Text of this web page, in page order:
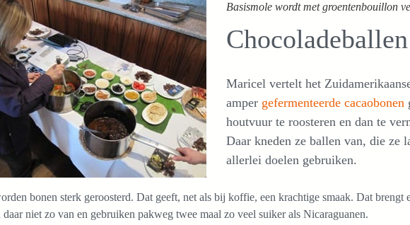
Basismole wordt met groentenbouillon
Chocoladeballen
Maricel vertelt het
amper gefermenteerde cacaobonen
houtvuur te roosteren en dan te
Daar kneden ze ballen van, die ze
allerlei doelen gebruiken.
bonen sterk geroosterd. Dat geeft, net als bij koffie, een krachtige smaak. Dat brengt
daar niet zo van en gebruiken pakweg twee maal zo veel suiker als Nicaraguanen.